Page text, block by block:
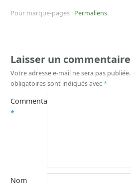
Pour marque-pages : Permaliens.
Laisser un commentaire
Votre adresse e-mail ne sera pas publiée.
obligatoires sont indiqués avec*
Commentaire
*
Nom